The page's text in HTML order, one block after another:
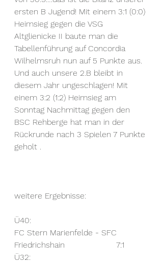
ersten B Jugend! Mit einem 3:1 (0:0)
Heimsieg gegen die VSG
Altglienicke II baute man die
Tabellenführung auf Concordia
Wilhelmsruh nun auf 5 Punkte aus.
Und auch unsere 2.B bleibt in
diesem Jahr ungeschlagen! Mit
einem 3:2 (1:2) Heimsieg am
Sonntag Nachmittag gegen den
BSC Rehberge hat man in der
Rückrunde nach 3 Spielen 7 Punkte
geholt .
weitere Ergebnisse:
Ü40:
FC Stern Marienfelde - SFC
Friedrichshain			7:1
Ü32: